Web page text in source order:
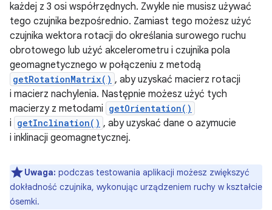
każdej z 3 osi współrzędnych. Zwykle nie musisz używać
tego czujnika bezpośrednio. Zamiast tego możesz użyć
czujnika wektora rotacji do określania surowego ruchu
obrotowego lub użyć akcelerometru i czujnika pola
geomagnetycznego w połączeniu z metodą
getRotationMatrix() , aby uzyskać macierz rotacji
i macierz nachylenia. Następnie możesz użyć tych
macierzy z metodami getOrientation()
i getInclination() , aby uzyskać dane o azymucie
i inklinacji geomagnetycznej.
Uwaga: podczas testowania aplikacji możesz zwiększyć
dokładność czujnika, wykonując urządzeniem ruchy w kształcie
ósemki.